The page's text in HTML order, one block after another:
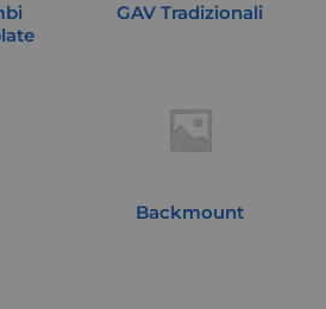
GAV Tradizionali
Backmount